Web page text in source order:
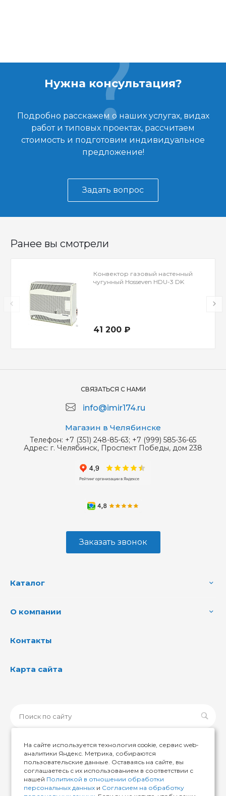
Нужна консультация?
Подробно расскажем о наших услугах, видах
работ и типовых проектах, рассчитаем
стоимость и подготовим индивидуальное
предложение!
Задать вопрос
Ранее вы смотрели
Конвектор газовый настенный
чугунный Hosseven HDU-3 DK
41 200 ₽
СВЯЗАТЬСЯ С НАМИ
info@imir174.ru
Магазин в Челябинске
Телефон: +7 (351) 248-85-63; +7 (999) 585-36-65
Адрес: г. Челябинск, Проспект Победы, дом 238
Заказать звонок
Каталог
О компании
Контакты
Карта сайта
© 2026 ИМИР174, Все права защищены
На сайте используется технология cookie, сервис web-
аналитики Яндекс. Метрика, собираются
пользовательские данные. Оставаясь на сайте, вы
соглашаетесь с их использованием в соответствии с
нашей Политикой в отношении обработки
персональных данных и Согласием на обработку